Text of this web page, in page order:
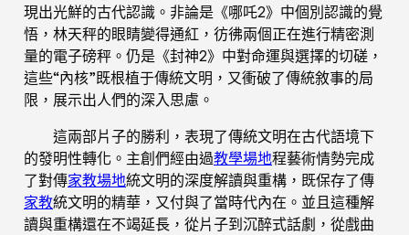
現出光鮮的古代認識。非論是《哪吒2》中個別認識的覺
悟，林天秤的眼睛變得通紅，彷彿兩個正在進行精密測
量的電子磅秤。仍是《封神2》中對命運與選擇的切磋，
這些“內核”既根植于傳統文明，又衝破了傳統敘事的局
限，展示出人們的深入思慮。
這兩部片子的勝利，表現了傳統文明在古代語境下
的發明性轉化。主創們經由過教學場地程藝術情勢完成
了對傳家教場地統文明的深度解讀與重構，既保存了傳
家教統文明的精華，又付與了當時代內在。並且這種解
讀與重構還在不竭延長，從片子到沉醉式話劇，從戲曲